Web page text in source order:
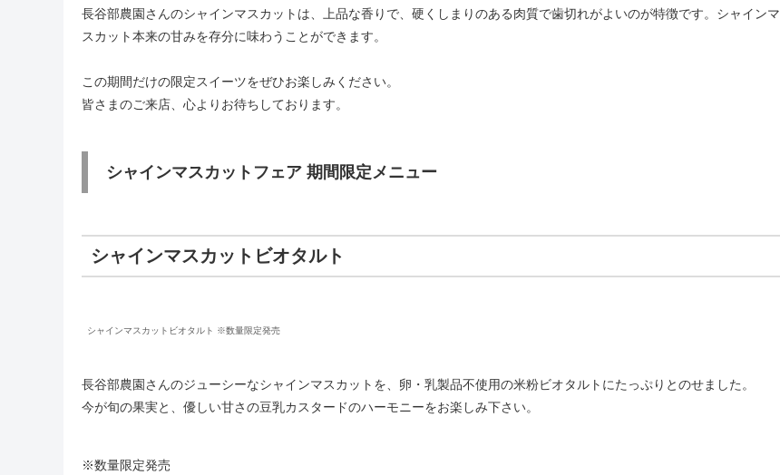
長谷部農園さんのシャインマスカットは、上品な香りで、硬くしまりのある肉質で歯切れがよいのが特徴です。シャインマ
スカット本来の甘みを存分に味わうことができます。
この期間だけの限定スイーツをぜひお楽しみください。
皆さまのご来店、心よりお待ちしております。
シャインマスカットフェア 期間限定メニュー
シャインマスカットビオタルト
シャインマスカットビオタルト ※数量限定発売
長谷部農園さんのジューシーなシャインマスカットを、卵・乳製品不使用の米粉ビオタルトにたっぷりとのせました。
今が旬の果実と、優しい甘さの豆乳カスタードのハーモニーをお楽しみ下さい。
※数量限定発売